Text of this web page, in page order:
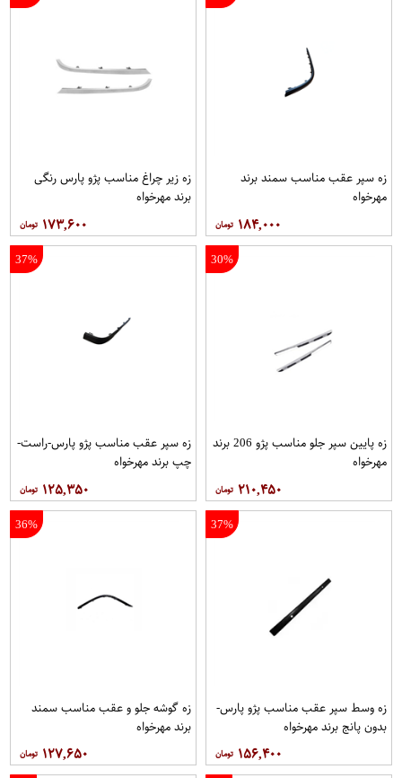
زه سپر عقب مناسب سمند برند
مهرخواه
۱۸۴,۰۰۰
زه زیر چراغ مناسب پژو پارس رنگی
برند مهرخواه
۱۷۳,۶۰۰
30%
زه پایین سپر جلو مناسب پژو 206 برند
مهرخواه
۲۱۰,۴۵۰
37%
زه سپر عقب مناسب پژو پارس-راست-
چپ برند مهرخواه
۱۲۵,۳۵۰
37%
زه وسط سپر عقب مناسب پژو پارس-
بدون پانج برند مهرخواه
۱۵۶,۴۰۰
36%
زه گوشه جلو و عقب مناسب سمند
برند مهرخواه
۱۲۷,۶۵۰